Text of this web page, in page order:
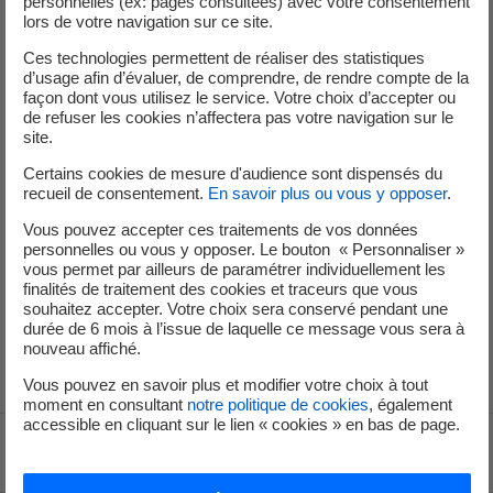
linge, du lave-vaisselle, de la douche, ou encore pour laver
la vaisselle à la main.
L’eau est majoritairement consommée pour l’hygiène et le
nettoyage, le reste étant consacré à l’alimentation :
Hygiène = 40 %
Sanitaire = 26 %
Cuisine et vaisselle = 16 %
Lave-linge = 12 %
Usage divers = 6 %
Pour économiser de l’eau chaude et de l’énergie,
découvrez nos gestes utiles.
lors de votre navigation sur ce site.
Ces technologies permettent de réaliser des statistiques
d’usage afin d’évaluer, de comprendre, de rendre compte de la
façon dont vous utilisez le service. Votre choix d’accepter ou
de refuser les cookies n’affectera pas votre navigation sur le
site.
Certains cookies de mesure d'audience sont dispensés du
recueil de consentement. En savoir plus ou vous y opposer.
Vous pouvez accepter ces traitements de vos données
personnelles ou vous y opposer. Le bouton « Personnaliser »
vous permet par ailleurs de paramétrer individuellement les
finalités de traitement des cookies et traceurs que vous
souhaitez accepter. Votre choix sera conservé pendant une
durée de 6 mois à l’issue de laquelle ce message vous sera à
nouveau affiché.
Vous pouvez en savoir plus et modifier votre choix à tout
moment en consultant notre politique de cookies, également
accessible en cliquant sur le lien « cookies » en bas de page.